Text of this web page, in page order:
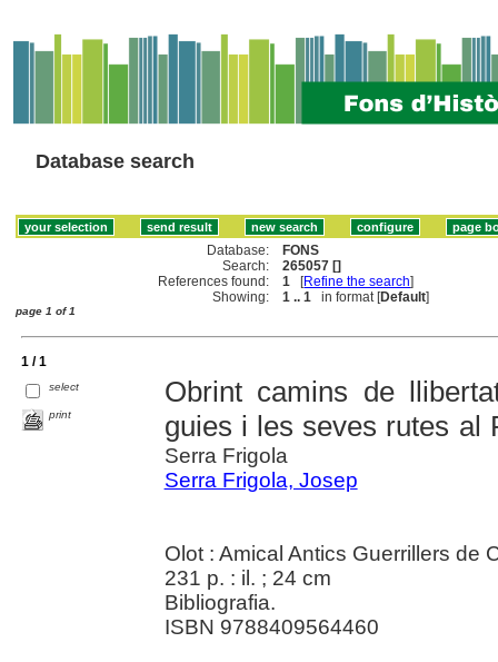
Database search
Database:
FONS
Search:
265057 []
References found:
1 [Refine the search]
Showing:
1 .. 1 in format [Default]
page 1 of 1
1 / 1
select
print
Obrint camins de
guies i les seves rutes al
Serra Frigola
Serra Frigola, Josep
Olot : Amical Antics Guerrillers de
231 p. : il. ; 24 cm
Bibliografia.
ISBN 9788409564460